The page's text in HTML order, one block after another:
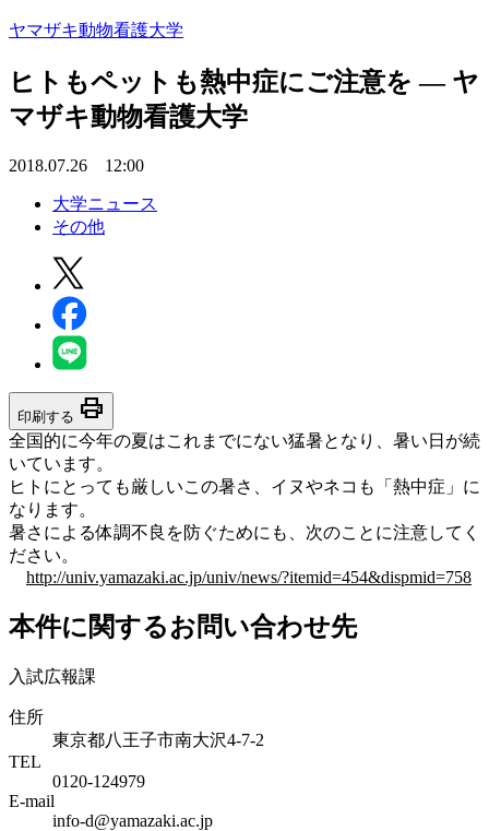
ヤマザキ動物看護大学
ヒトもペットも熱中症にご注意を — ヤ
マザキ動物看護大学
2018.07.26 12:00
大学ニュース
その他
印刷する print
全国的に今年の夏はこれまでにない猛暑となり、暑い日が続
いています。
ヒトにとっても厳しいこの暑さ、イヌやネコも「熱中症」に
なります。
暑さによる体調不良を防ぐためにも、次のことに注意してく
ださい。
http://univ.yamazaki.ac.jp/univ/news/?itemid=454&dispmid=758
本件に関するお問い合わせ先
入試広報課
住所
東京都八王子市南大沢4-7-2
TEL
0120-124979
E-mail
info-d@yamazaki.ac.jp